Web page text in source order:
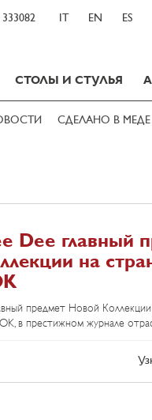
IT EN ES
СТОЛЫ И СТУЛЬЯ
СДЕЛАНО В МЕДЕ
Dee главный
на
предмет Новой
в престижном журнале
№ 11, The Book
галерею просторных
и ...